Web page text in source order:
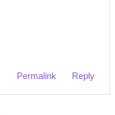
Permalink Reply